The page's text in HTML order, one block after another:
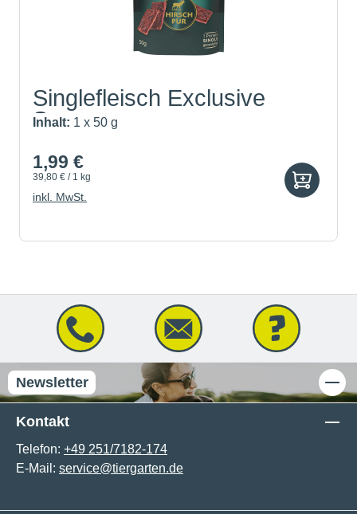
Singlefleisch Exclusive
Sna...
Inhalt: 1 x 50 g
1,99 €
39,80 € / 1 kg
inkl. MwSt.
Newsletter
Kontakt
Telefon: +49 251/7182-174
E-Mail: service@tiergarten.de